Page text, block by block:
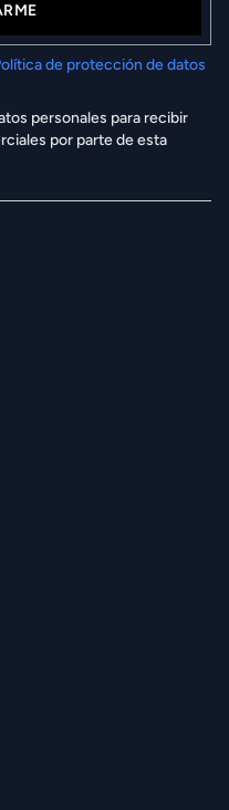
de protección de datos
personales para recibir
por parte de esta